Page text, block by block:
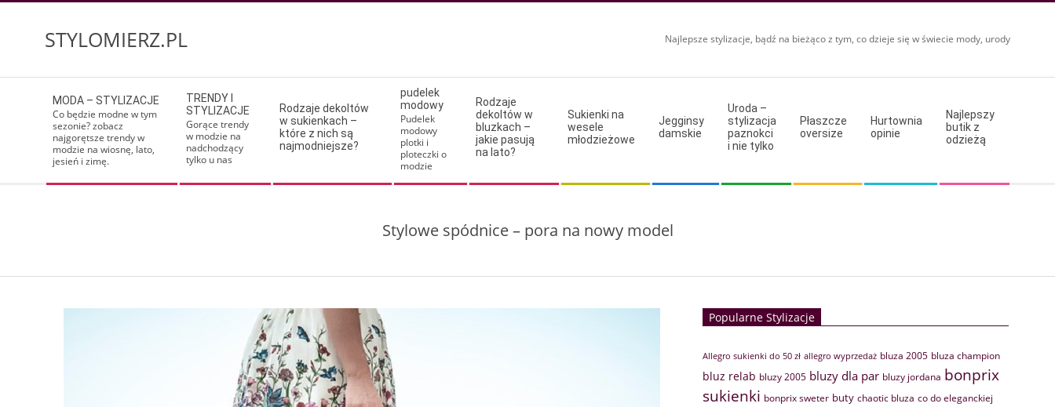
STYLOMIERZ.PL Najlepsze stylizacje, bądź na bieżąco z tym, co dzieje się w świecie mody, urody
Navigation
Menu
MODA – STYLIZACJE
Co będzie modne w tym
sezonie? zobacz
najgorętsze trendy w
modzie na wiosnę, lato,
jesień i zimę.
TRENDY I
STYLIZACJE
Gorące trendy
w modzie na
nadchodzący
tylko u nas
Rodzaje dekoltów
w sukienkach –
które z nich są
najmodniejsze?
pudelek
modowy
Pudelek
modowy
plotki i
ploteczki o
modzie
Rodzaje
dekoltów w
bluzkach –
jakie pasują
na lato?
Sukienki na
wesele
młodzieżowe
Jegginsy
damskie
Uroda –
stylizacja
paznokci
i nie tylko
Płaszcze
oversize
Hurtownia
opinie
Najlepszy
butik z
odzieżą
Stylowe spódnice – pora na nowy model
Popularne Stylizacje
Allegro sukienki do 50 zł allegro wyprzedaż bluza 2005 bluza champion
bluz relab bluzy 2005 bluzy dla par bluzy jordana bonprix
sukienki bonprix sweter buty chaotic bluza co do eleganckiej